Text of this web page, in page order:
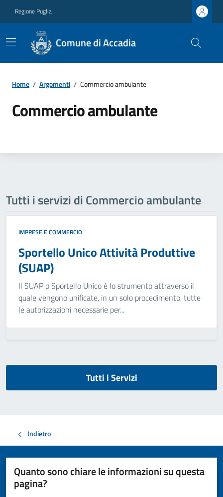
Regione Puglia
Comune di Accadia
Home / Argomenti / Commercio ambulante
Commercio ambulante
Tutti i servizi di Commercio ambulante
IMPRESE E COMMERCIO
Sportello Unico Attività Produttive
(SUAP)
Il SUAP o Sportello Unico è lo strumento attraverso il
quale vengono unificate, in un solo procedimento, tutte
le autorizzazioni necessarie per...
Tutti i Servizi
Indietro
Quanto sono chiare le informazioni su questa
pagina?